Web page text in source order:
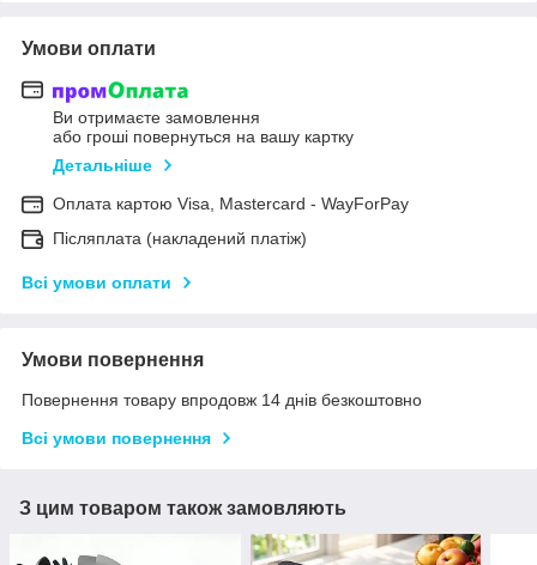
Умови оплати
Ви отримаєте замовлення
або гроші повернуться на вашу картку
Детальніше
Оплата картою Visa, Mastercard - WayForPay
Післяплата (накладений платіж)
Всі умови оплати
Умови повернення
Повернення товару впродовж 14 днів безкоштовно
Всі умови повернення
З цим товаром також замовляють